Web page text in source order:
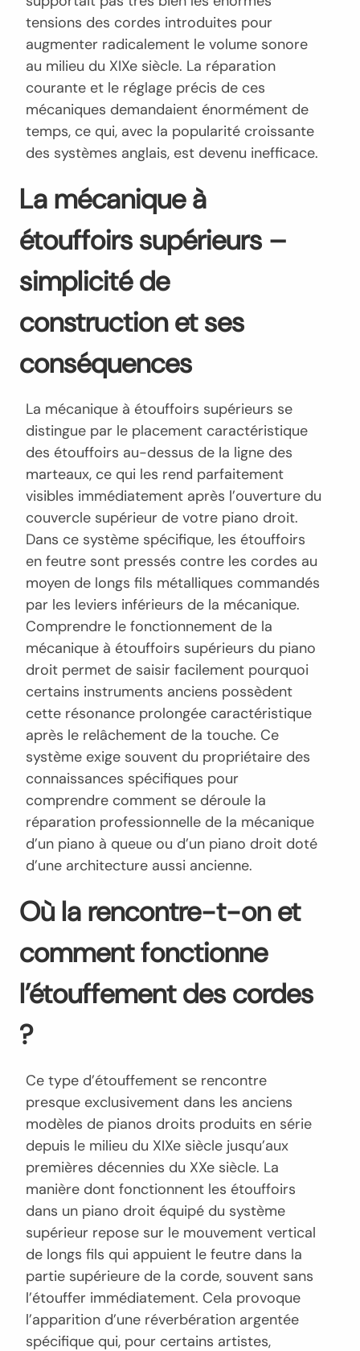
tensions des cordes introduites pour
augmenter radicalement le volume sonore
au milieu du XIXe siècle. La réparation
courante et le réglage précis de ces
mécaniques demandaient énormément de
temps, ce qui, avec la popularité croissante
des systèmes anglais, est devenu inefficace.
La mécanique à
étouffoirs supérieurs –
simplicité de
construction et ses
conséquences
La mécanique à étouffoirs supérieurs se
distingue par le placement caractéristique
des étouffoirs au-dessus de la ligne des
marteaux, ce qui les rend parfaitement
visibles immédiatement après l’ouverture du
couvercle supérieur de votre piano droit.
Dans ce système spécifique, les étouffoirs
en feutre sont pressés contre les cordes au
moyen de longs fils métalliques commandés
par les leviers inférieurs de la mécanique.
Comprendre le fonctionnement de la
mécanique à étouffoirs supérieurs du piano
droit permet de saisir facilement pourquoi
certains instruments anciens possèdent
cette résonance prolongée caractéristique
après le relâchement de la touche. Ce
système exige souvent du propriétaire des
connaissances spécifiques pour
comprendre comment se déroule la
réparation professionnelle de la mécanique
d’un piano à queue ou d’un piano droit doté
d’une architecture aussi ancienne.
Où la rencontre-t-on et
comment fonctionne
l’étouffement des cordes
?
Ce type d’étouffement se rencontre
presque exclusivement dans les anciens
modèles de pianos droits produits en série
depuis le milieu du XIXe siècle jusqu’aux
premières décennies du XXe siècle. La
manière dont fonctionnent les étouffoirs
dans un piano droit équipé du système
supérieur repose sur le mouvement vertical
de longs fils qui appuient le feutre dans la
partie supérieure de la corde, souvent sans
l’étouffer immédiatement. Cela provoque
l’apparition d’une réverbération argentée
spécifique qui, pour certains artistes,